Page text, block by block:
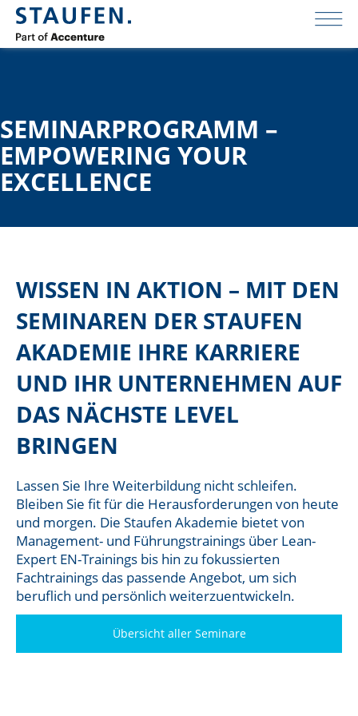
SEMINARPROGRAMM –
EMPOWERING YOUR
EXCELLENCE
WISSEN IN AKTION – MIT DEN
SEMINAREN DER STAUFEN
AKADEMIE IHRE KARRIERE
UND IHR UNTERNEHMEN AUF
DAS NÄCHSTE LEVEL
BRINGEN
Lassen Sie Ihre Weiterbildung nicht schleifen.
Bleiben Sie fit für die Herausforderungen von heute
und morgen. Die Staufen Akademie bietet von
Management- und Führungstrainings über Lean-
Expert EN-Trainings bis hin zu fokussierten
Fachtrainings das passende Angebot, um sich
beruflich und persönlich weiterzuentwickeln.
Übersicht aller Seminare